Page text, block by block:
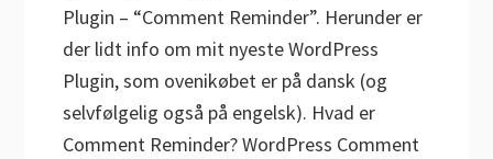
Plugin – “Comment Reminder”. Herunder er
der lidt info om mit nyeste WordPress
Plugin, som ovenikøbet er på dansk (og
selvfølgelig også på engelsk). Hvad er
Comment Reminder? WordPress Comment